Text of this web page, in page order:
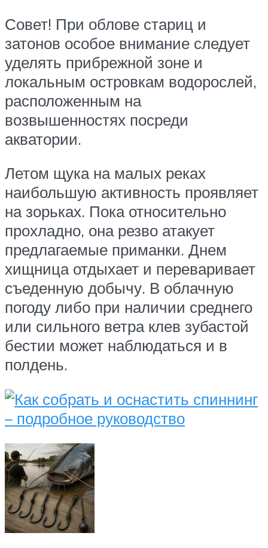
Совет! При облове стариц и
затонов особое внимание следует
уделять прибрежной зоне и
локальным островкам водорослей,
расположенным на
возвышенностях посреди
акватории.
Летом щука на малых реках
наибольшую активность проявляет
на зорьках. Пока относительно
прохладно, она резво атакует
предлагаемые приманки. Днем
хищница отдыхает и переваривает
съеденную добычу. В облачную
погоду либо при наличии среднего
или сильного ветра клев зубастой
бестии может наблюдаться и в
полдень.